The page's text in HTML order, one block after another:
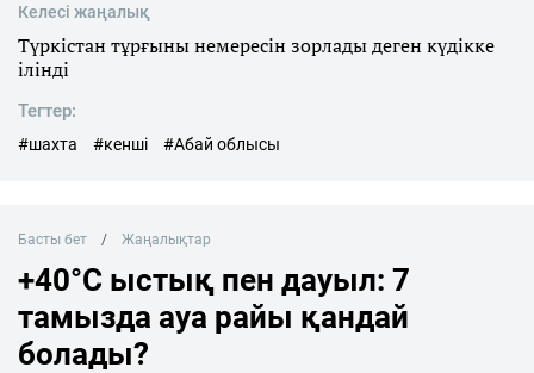
Келесі жаңалық
Түркістан тұрғыны немересін зорлады деген күдікке
ілінді
Тегтер:
#шахта #кенші #Абай облысы
Басты бет Жаңалықтар
+40°C ыстық пен дауыл: 7
тамызда ауа райы қандай
болады?